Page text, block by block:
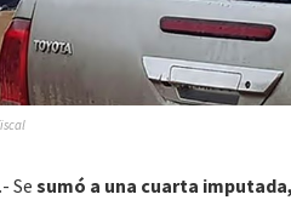
Sesumó a una cuarta